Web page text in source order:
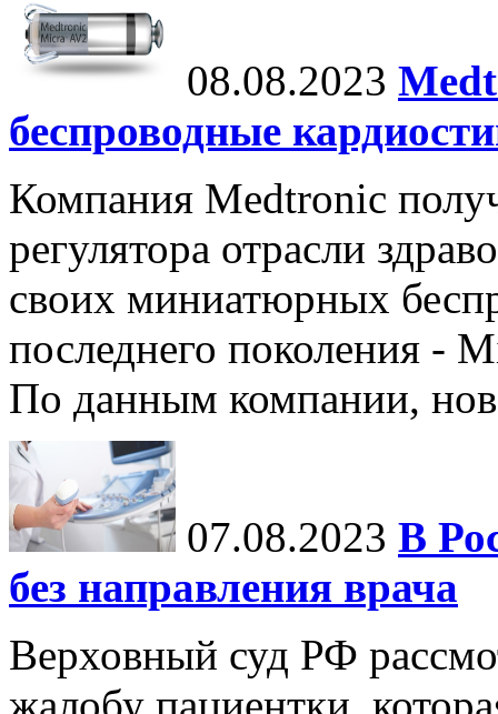
08.08.2023
беспроводные
Компания Medtronic
регулятора отрасли
своих миниатюрных
последнего поколения -
По данным компании,
07.08.2023 В
без направления врача
Верховный суд РФ